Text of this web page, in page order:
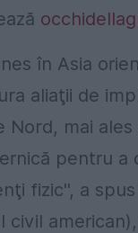
în Asia
aliaţii de
mai
pentru
fizic'', a